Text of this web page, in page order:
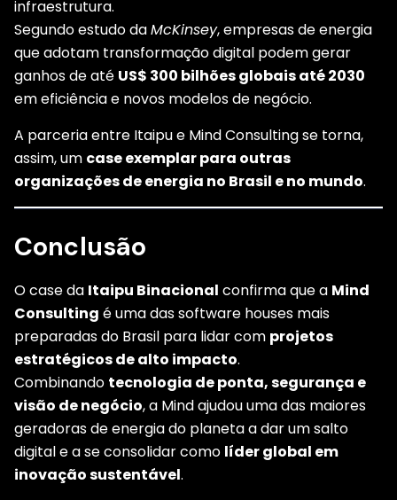
infraestrutura.
Segundo estudo daMcKinsey, empresas de energia
que adotam transformação digital podem gerar
ganhos de até US$ 300 bilhões globais até 2030
em eficiência e novos modelos de negócio.
A parceria entre Itaipu e Mind Consulting se torna,
assim, um case exemplar para outras
organizações de energia no Brasil e no mundo.
Conclusão
O case da Itaipu Binacional confirma que a Mind
Consulting é uma das software houses mais
preparadas do Brasil para lidar com projetos
estratégicos de alto impacto.
Combinando tecnologia de ponta, segurança e
visão de negócio, a Mind ajudou uma das maiores
geradoras de energia do planeta a dar um salto
digital e a se consolidar como líder global em
inovação sustentável.